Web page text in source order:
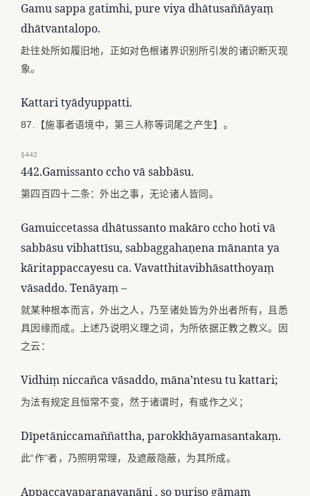
Gamu sappa gatimhi, pure viya dhātusaññāyaṃ
dhātvantalopo.
赴往处所如履旧地，正如对色根诸界识别所引发的诸识断灭现
象。
Kattari tyādyuppatti.
87.【施事者语境中，第三人称等词尾之产生】。
§442
442.Gamissanto ccho vā sabbāsu.
第四百四十二条：外出之事，无论诸人皆同。
Gamuiccetassa dhātussanto makāro ccho hoti vā
sabbāsu vibhattīsu, sabbaggahaṇena mānanta ya
kāritappaccayesu ca. Vavatthitavibhāsatthoyaṃ
vāsaddo. Tenāyaṃ –
就某种根本而言，外出之人，乃至诸处皆为外出者所有，且悉
具因缘而成。上述乃说明义理之词，为所依据正教之教义。因
之云：
Vidhiṃ niccañca vāsaddo, māna’ntesu tu kattari;
为法有规定且恒常不变，然于诸谓时，有或作之义；
Dīpetāniccamaññattha, parokkhāyamasantakaṃ.
此“作”者，乃照明常理，及遮蔽隐蔽，为其所成。
Appaccayaparanayanāni , so puriso gāmaṃ